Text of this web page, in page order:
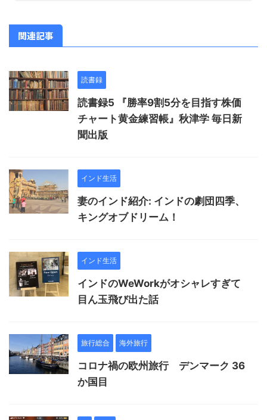
関連記事
読書録
読書録5 『勝率9割5分を目指す株価
チャート黄金練習帳』秋津学 毎日新
聞出版
インド生活
妻のインド紹介: インドの劇団四季、
キングオブドリーム！
インド生活
インドのWeWorkがオシャレすぎて
目ん玉飛び出た話
旅行総合 海外旅行
コロナ禍の欧州旅行 デンマーク 36
か国目